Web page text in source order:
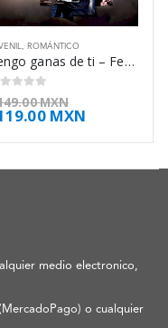
, ROMÁNTICO
Tengo ganas de ti – Federico Moccia
of 5MXN
MXN
medio electronico,
o cualquier